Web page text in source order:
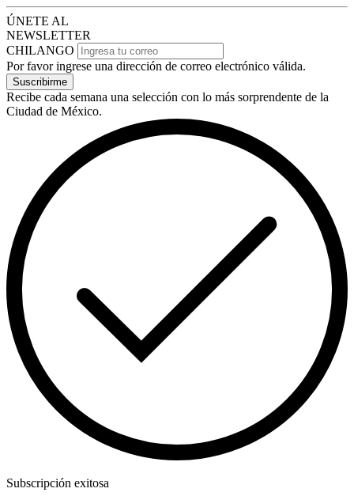
ÚNETE AL
NEWSLETTER
CHILANGO
Por favor ingrese una dirección de correo electrónico válida.
Suscribirme
Recibe cada semana una selección con lo más sorprendente de la
Ciudad de México.
Subscripción exitosa